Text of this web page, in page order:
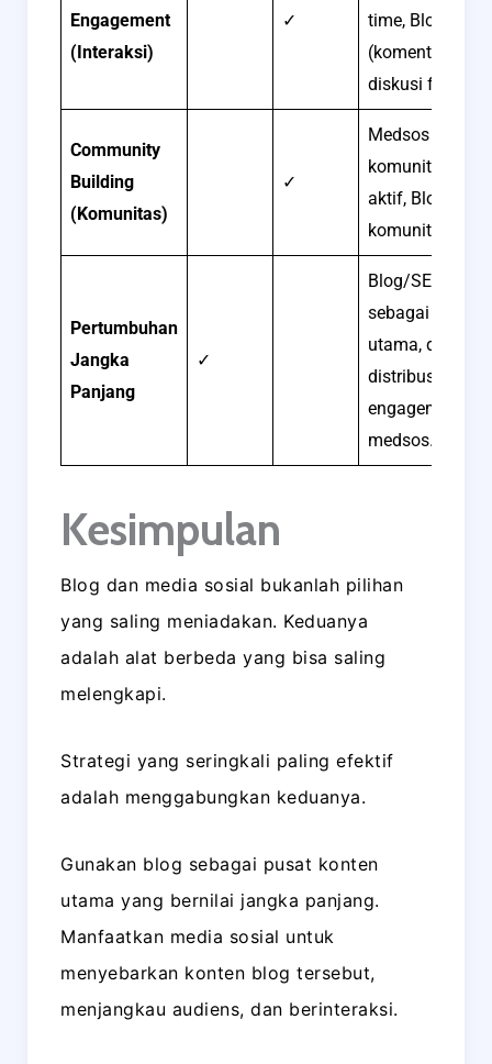
Engagement
(Interaksi)
✓
time, Blog
(komentar)
diskusi fokus.
Community
Building
(Komunitas)
✓
Medsos untuk
komunitas luas
aktif, Blog
komunitas
Pertumbuhan
Jangka
Panjang
✓
Blog/SEO
sebagai pilar
utama,
distribusi &
engagement
medsos.
Kesimpulan
Blog dan media sosial bukanlah pilihan
yang saling meniadakan. Keduanya
adalah alat berbeda yang bisa saling
melengkapi.
Strategi yang seringkali paling efektif
adalah menggabungkan keduanya.
Gunakan blog sebagai pusat konten
utama yang bernilai jangka panjang.
Manfaatkan media sosial untuk
menyebarkan konten blog tersebut,
menjangkau audiens, dan berinteraksi.